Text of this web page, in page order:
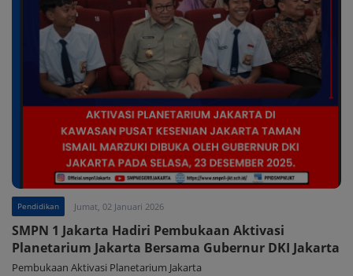
Pendidikan Jumat, 02 Januari 2026
SMPN 1 Jakarta Hadiri Pembukaan Aktivasi
Planetarium Jakarta Bersama Gubernur DKI Jakarta
Pembukaan Aktivasi Planetarium Jakarta